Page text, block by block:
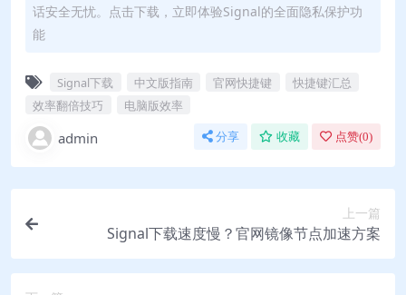
话安全无忧。点击下载，立即体验Signal的全面隐私保护功
能
Signal下载 中文版指南 官网快捷键
快捷键汇总
效率翻倍技巧
电脑版效率
admin 分享 收藏 点赞(0)
上一篇
Signal下载速度慢？官网镜像节点加速方案